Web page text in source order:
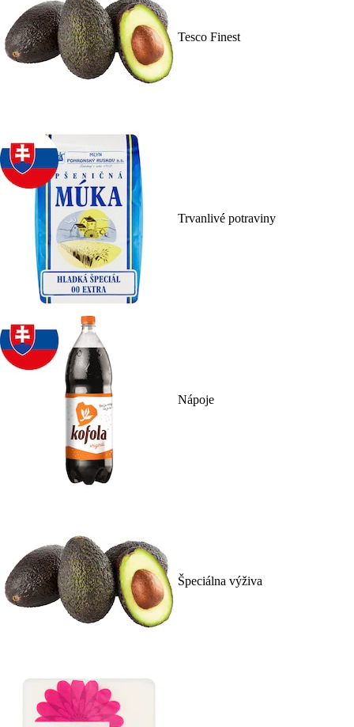
Tesco Finest
Trvanlivé potraviny
Nápoje
Špeciálna výživa